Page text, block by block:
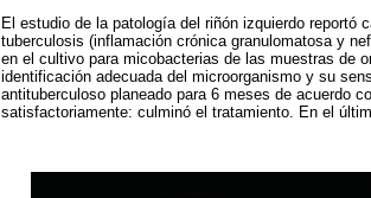
El estudio de la patología del riñón izquierdo
tuberculosis (inflamación crónica granulomatosa y
en el cultivo para micobacterias de las muestras de
identificación adecuada del microorganismo y su
antituberculoso planeado para 6 meses de acuerdo
satisfactoriamente: culminó el tratamiento. En el